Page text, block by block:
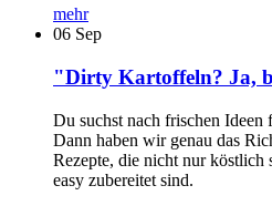
mehr
06 Sep
"Dirty Kartoffeln? Ja,
Du suchst nach frischen Ideen
Dann haben wir genau das
Rezepte, die nicht nur köstlich
easy zubereitet sind.